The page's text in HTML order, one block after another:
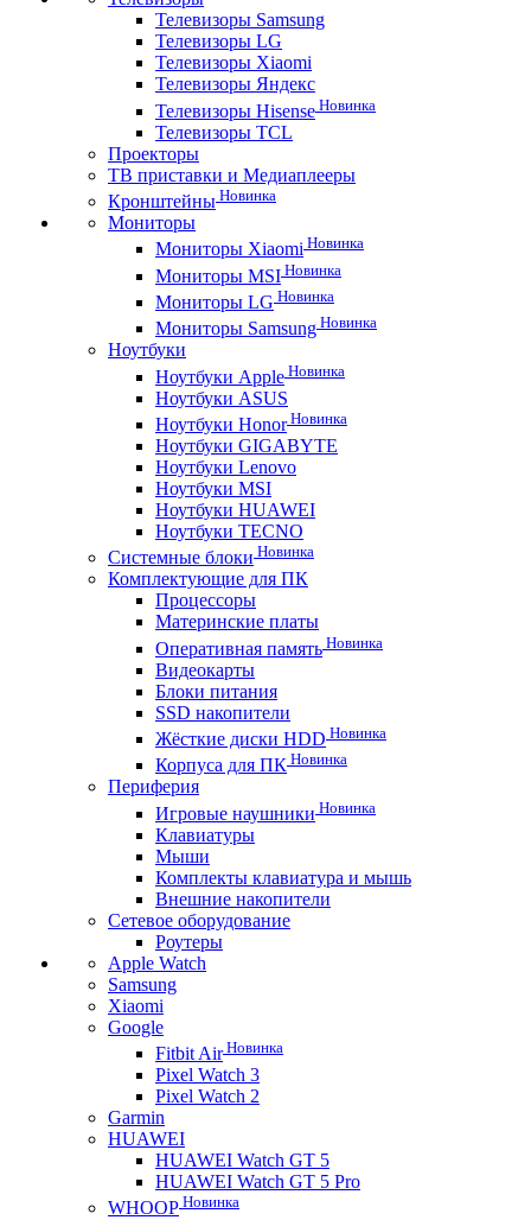
Телевизоры Samsung
Телевизоры LG
Телевизоры Xiaomi
Телевизоры Яндекс
Телевизоры Hisense Новинка
Телевизоры TCL
Проекторы
ТВ приставки и Медиаплееры
Кронштейны Новинка
Мониторы
Мониторы Xiaomi Новинка
Мониторы MSI Новинка
Мониторы LG Новинка
Мониторы Samsung Новинка
Ноутбуки
Ноутбуки Apple Новинка
Ноутбуки ASUS
Ноутбуки HonorНовинка
Ноутбуки GIGABYTE
Ноутбуки Lenovo
Ноутбуки MSI
Ноутбуки HUAWEI
Ноутбуки TECNO
Системные блоки Новинка
Комплектующие для ПК
Процессоры
Материнские платы
Оперативная память Новинка
Видеокарты
Блоки питания
SSD накопители
Жёсткие диски HDD Новинка
Корпуса для ПК Новинка
Периферия
Игровые наушники Новинка
Клавиатуры
Мыши
Комплекты клавиатура и мышь
Внешние накопители
Сетевое оборудование
Роутеры
Apple Watch
Samsung
Xiaomi
Google
Fitbit AirНовинка
Pixel Watch 3
Pixel Watch 2
Garmin
HUAWEI
HUAWEI Watch GT 5
HUAWEI Watch GT 5 Pro
WHOOP Новинка